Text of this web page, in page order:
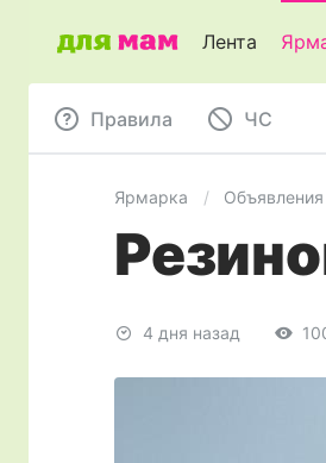
Лента
Правила ЧC
Ярмарка Объявления
4 дня назад